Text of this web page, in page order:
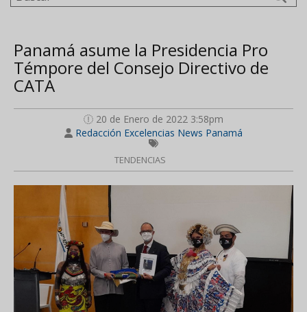
Panamá asume la Presidencia Pro
Témpore del Consejo Directivo de
CATA
20 de Enero de 2022 3:58pm
Redacción Excelencias News Panamá
TENDENCIAS